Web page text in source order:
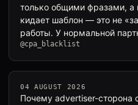
только общими фразами, а
кидает шаблон — это не
работы. У нормальной
@cpa_blacklist
04 AUGUST 2026
Почему advertiser-сторона